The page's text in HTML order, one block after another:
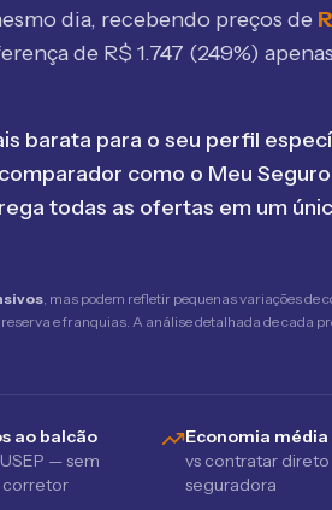
dia, recebendo preços de
de R$ 1.747 (249%)
barata para o seu perfil
como o Meu
todas as ofertas em um
, mas podem refletir pequenas variações de
e franquias. A análise detalhada de cada
ao balcão
— sem
corretor
Economia média
vs contratar
seguradora